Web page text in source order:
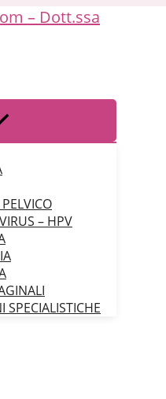
– HPV
SPECIALISTICHE